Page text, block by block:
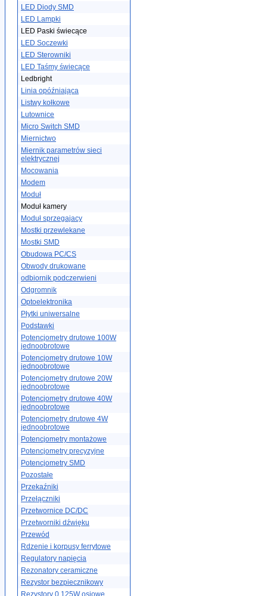
LED Diody SMD
LED Lampki
LED Paski świecące
LED Soczewki
LED Sterowniki
LED Taśmy świecące
Ledbright
Linia opóźniająca
Listwy kołkowe
Lutownice
Micro Switch SMD
Miernictwo
Miernik parametrów sieci
elektrycznej
Mocowania
Modem
Moduł
Moduł kamery
Moduł sprzegajacy
Mostki przewlekane
Mostki SMD
Obudowa PC/CS
Obwody drukowane
odbiornik podczerwieni
Odgromnik
Optoelektronika
Płytki uniwersalne
Podstawki
Potencjometry drutowe 100W
jednoobrotowe
Potencjometry drutowe 10W
jednoobrotowe
Potencjometry drutowe 20W
jednoobrotowe
Potencjometry drutowe 40W
jednoobrotowe
Potencjometry drutowe 4W
jednoobrotowe
Potencjometry montażowe
Potencjometry precyzyjne
Potencjometry SMD
Pozostałe
Przekaźniki
Przełączniki
Przetwornice DC/DC
Przetworniki dźwięku
Przewód
Rdzenie i korpusy ferrytowe
Regulatory napięcia
Rezonatory ceramiczne
Rezystor bezpiecznikowy
Rezystory 0.125W osiowe